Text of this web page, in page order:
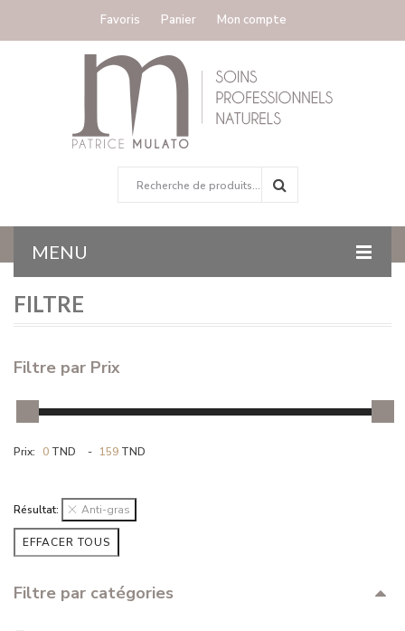
Favoris Panier Mon compte
MENU
ACCUEIL
GAMMES TRAITANTES
RÉSULTAT
CONTACT
FILTRE
Filtre par Prix
Prix: 0 TND - 159 TND
Résultat: Anti-gras
EFFACER TOUS
Filtre par catégories